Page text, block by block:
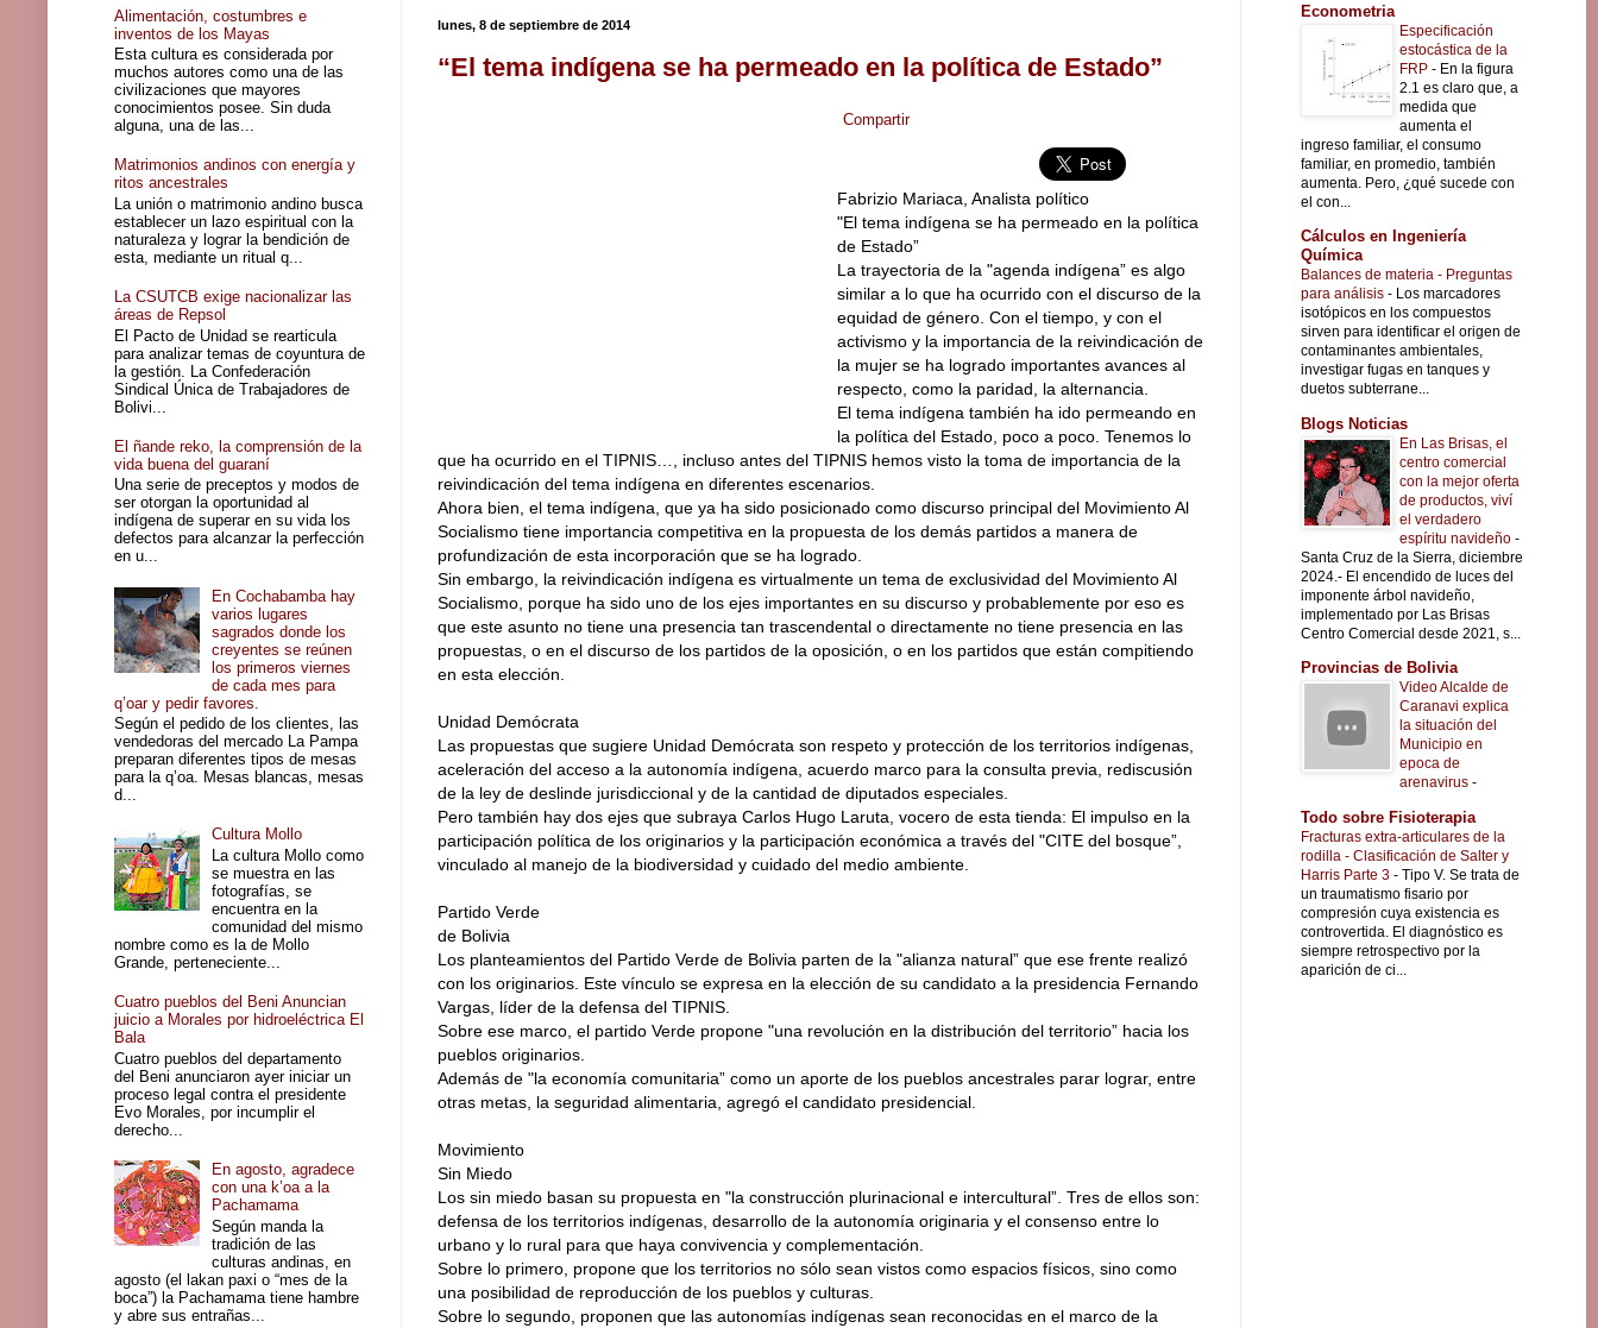
lunes, 8 de septiembre de 2014
“El tema indígena se ha permeado en la política de Estado”
Compartir
Fabrizio Mariaca, Analista político
"El tema indígena se ha permeado en la política
de Estado”
La trayectoria de la "agenda indígena” es algo
similar a lo que ha ocurrido con el discurso de la
equidad de género. Con el tiempo, y con el
activismo y la importancia de la reivindicación de
la mujer se ha logrado importantes avances al
respecto, como la paridad, la alternancia.
El tema indígena también ha ido permeando en
la política del Estado, poco a poco. Tenemos lo
que ha ocurrido en el TIPNIS…, incluso antes del TIPNIS hemos visto la toma de importancia de la
reivindicación del tema indígena en diferentes escenarios.
Ahora bien, el tema indígena, que ya ha sido posicionado como discurso principal del Movimiento Al
Socialismo tiene importancia competitiva en la propuesta de los demás partidos a manera de
profundización de esta incorporación que se ha logrado.
Sin embargo, la reivindicación indígena es virtualmente un tema de exclusividad del Movimiento Al
Socialismo, porque ha sido uno de los ejes importantes en su discurso y probablemente por eso es
que este asunto no tiene una presencia tan trascendental o directamente no tiene presencia en las
propuestas, o en el discurso de los partidos de la oposición, o en los partidos que están compitiendo
en esta elección.
Unidad Demócrata
Las propuestas que sugiere Unidad Demócrata son respeto y protección de los territorios indígenas,
aceleración del acceso a la autonomía indígena, acuerdo marco para la consulta previa, rediscusión
de la ley de deslinde jurisdiccional y de la cantidad de diputados especiales.
Pero también hay dos ejes que subraya Carlos Hugo Laruta, vocero de esta tienda: El impulso en la
participación política de los originarios y la participación económica a través del "CITE del bosque”,
vinculado al manejo de la biodiversidad y cuidado del medio ambiente.
Partido Verde
de Bolivia
Los planteamientos del Partido Verde de Bolivia parten de la "alianza natural” que ese frente realizó
con los originarios. Este vínculo se expresa en la elección de su candidato a la presidencia Fernando
Vargas, líder de la defensa del TIPNIS.
Sobre ese marco, el partido Verde propone "una revolución en la distribución del territorio” hacia los
pueblos originarios.
Además de "la economía comunitaria” como un aporte de los pueblos ancestrales parar lograr, entre
otras metas, la seguridad alimentaria, agregó el candidato presidencial.
Movimiento
Sin Miedo
Los sin miedo basan su propuesta en "la construcción plurinacional e intercultural”. Tres de ellos son:
defensa de los territorios indígenas, desarrollo de la autonomía originaria y el consenso entre lo
urbano y lo rural para que haya convivencia y complementación.
Sobre lo primero, propone que los territorios no sólo sean vistos como espacios físicos, sino como
una posibilidad de reproducción de los pueblos y culturas.
Sobre lo segundo, proponen que las autonomías indígenas sean reconocidas en el marco de la
Alimentación, costumbres e
inventos de los Mayas
Esta cultura es considerada por
muchos autores como una de las
civilizaciones que mayores
conocimientos posee. Sin duda
alguna, una de las...
Matrimonios andinos con energía y
ritos ancestrales
La unión o matrimonio andino busca
establecer un lazo espiritual con la
naturaleza y lograr la bendición de
esta, mediante un ritual q...
La CSUTCB exige nacionalizar las
áreas de Repsol
El Pacto de Unidad se rearticula
para analizar temas de coyuntura de
la gestión. La Confederación
Sindical Única de Trabajadores de
Bolivi...
El ñande reko, la comprensión de la
vida buena del guaraní
Una serie de preceptos y modos de
ser otorgan la oportunidad al
indígena de superar en su vida los
defectos para alcanzar la perfección
en u...
En Cochabamba hay
varios lugares
sagrados donde los
creyentes se reúnen
los primeros viernes
de cada mes para
q’oar y pedir favores.
Según el pedido de los clientes, las
vendedoras del mercado La Pampa
preparan diferentes tipos de mesas
para la q’oa. Mesas blancas, mesas
d...
Cultura Mollo
La cultura Mollo como
se muestra en las
fotografías, se
encuentra en la
comunidad del mismo
nombre como es la de Mollo
Grande, perteneciente...
Cuatro pueblos del Beni Anuncian
juicio a Morales por hidroeléctrica El
Bala
Cuatro pueblos del departamento
del Beni anunciaron ayer iniciar un
proceso legal contra el presidente
Evo Morales, por incumplir el
derecho...
En agosto, agradece
con una k’oa a la
Pachamama
Según manda la
tradición de las
culturas andinas, en
agosto (el lakan paxi o “mes de la
boca”) la Pachamama tiene hambre
y abre sus entrañas...
Econometria
Especificación
estocástica de la
FRP - En la figura
2.1 es claro que, a
medida que
aumenta el
ingreso familiar, el consumo
familiar, en promedio, también
aumenta. Pero, ¿qué sucede con
el con...
Cálculos en Ingeniería
Química
Balances de materia - Preguntas
para análisis - Los marcadores
isotópicos en los compuestos
sirven para identificar el origen de
contaminantes ambientales,
investigar fugas en tanques y
duetos subterrane...
Blogs Noticias
En Las Brisas, el
centro comercial
con la mejor oferta
de productos, viví
el verdadero
espíritu navideño -
Santa Cruz de la Sierra, diciembre
2024.- El encendido de luces del
imponente árbol navideño,
implementado por Las Brisas
Centro Comercial desde 2021, s...
Provincias de Bolivia
Video Alcalde de
Caranavi explica
la situación del
Municipio en
epoca de
arenavirus -
Todo sobre Fisioterapia
Fracturas extra-articulares de la
rodilla - Clasificación de Salter y
Harris Parte 3 - Tipo V. Se trata de
un traumatismo fisario por
compresión cuya existencia es
controvertida. El diagnóstico es
siempre retrospectivo por la
aparición de ci...